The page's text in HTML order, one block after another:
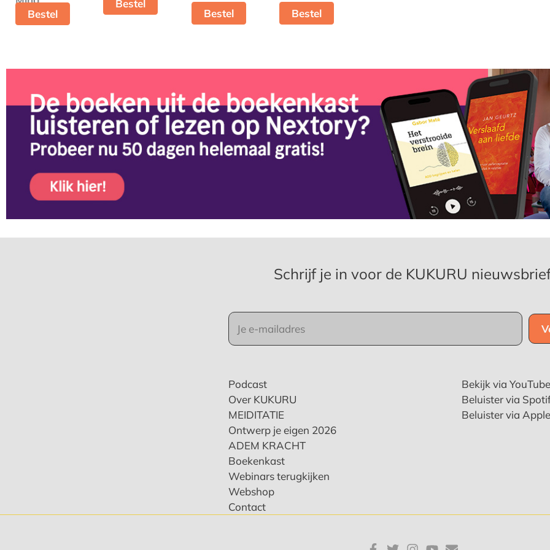
Bestel
Bestel
Bestel Bestel
Podcast
Over KUKURU
MEIDITATIE
Ontwerp je eigen 2026
ADEM KRACHT
Boekenkast
Webinars terugkijken
Webshop
Contact
Bekijk via YouTube
Beluister via
Beluister via
Schrijf je in voor de KUKURU